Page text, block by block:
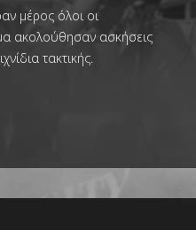
μέρος όλοι οι
ακολούθησαν ασκήσεις
τακτικής.